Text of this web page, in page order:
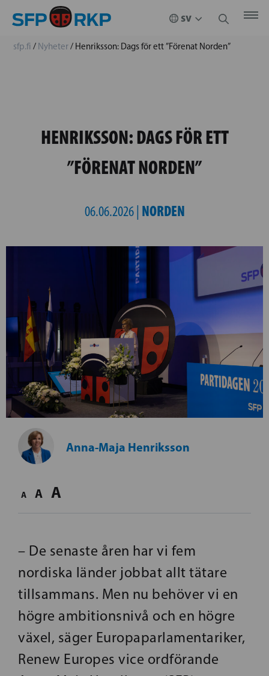
sfp.fi / Nyheter/ Henriksson: Dags för ett ”Förenat Norden”
HENRIKSSON: DAGS FÖR ETT
”FÖRENAT NORDEN”
06.06.2026 | NORDEN
Anna-Maja Henriksson
A A A
– De senaste åren har vi fem
nordiska länder jobbat allt tätare
tillsammans. Men nu behöver vi en
högre ambitionsnivå och en högre
växel, säger Europaparlamentariker,
Renew Europes vice ordförande